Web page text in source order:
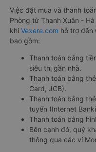
Việc đặt mua và thanh
Phòng từ Thanh Xuân -
khi Vexere.com hỗ trợ đến
bao gồm:
Thanh toán bằng
siêu thị gần nhà.
Thanh toán bằng
Card, JCB).
Thanh toán bằng
tuyến (Internet
Thanh toán bằng
Bên cạnh đó, quý
thông qua các ví